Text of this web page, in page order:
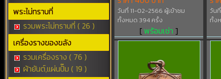
พระไม่ทราบที่
รวมพระไม่ทราบที่ ( 26 )
เครื่องรางของขลัง
รวมเครื่องราง ( 76 )
ผ้ายันต์,แผ่นปั๊ม ( 19 )
วันที่ 11-02-2566 ผู้เข้าชม
ทั้งหมด 394 ครั้ง
[พร้อมเช่า ]
วัน
ทั้ง